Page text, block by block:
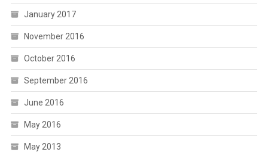
January 2017
November 2016
October 2016
September 2016
June 2016
May 2016
May 2013